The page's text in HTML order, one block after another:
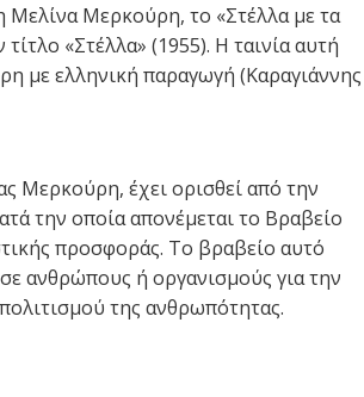
Μελίνα Μερκούρη, το «Στέλλα με τα
«Στέλλα» (1955). Η ταινία αυτή
με ελληνική παραγωγή (Καραγιάννης
Μερκούρη, έχει ορισθεί από την
την οποία απονέμεται το Βραβείο
προσφοράς. Το βραβείο αυτό
ανθρώπους ή οργανισμούς για την
της ανθρωπότητας.